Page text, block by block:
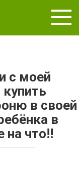
с моей
в своей
в
на что!!